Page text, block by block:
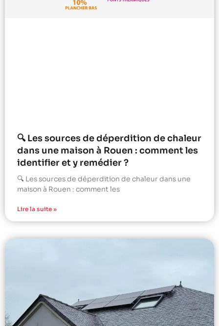
🔍 Les sources de déperdition de chaleur
dans une maison à Rouen : comment les
identifier et y remédier ?
🔍 Les sources de déperdition de chaleur dans une
maison à Rouen : comment les
Lire la suite »